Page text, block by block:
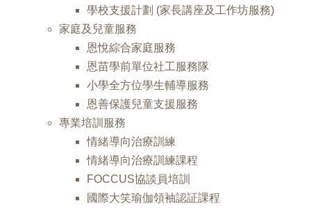
學校支援計劃 (家長講座及工作坊服務)
家庭及兒童服務
恩悅綜合家庭服務
恩苗學前單位社工服務隊
小學全方位學生輔導服務
恩善保護兒童支援服務
專業培訓服務
情緒導向治療訓練
情緒導向治療訓練課程
FOCCUS協談員培訓
國際大笑瑜伽領袖認証課程